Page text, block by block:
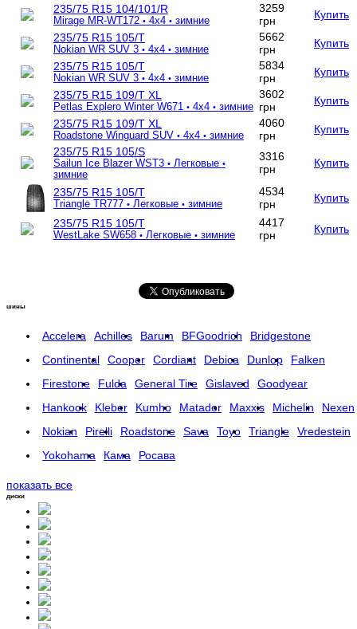
шины
Accelera Achilles Barum BFGoodrich
Bridgestone
Continental
Cooper Cordiant Debica Dunlop
Falken
Firestone
Fulda General Tire Gislaved
Goodyear
Hankook
Kleber Kumho Matador Maxxis Michelin
Nexen
Nokian
Pirelli Roadstone Sava Toyo Triangle
Vredestein
Yokohama
Кама Росава
показать все
диски
235/75 R15 104/101/R
Mirage MR-WT172 • 4x4 • зимние
3259
грн
Купить
235/75 R15 105/T
Nokian WR SUV 3 • 4x4 • зимние
5662
грн
Купить
235/75 R15 105/T
Nokian WR SUV 3 • 4x4 • зимние
5834
грн
Купить
235/75 R15 109/T XL
Petlas Explero Winter W671 • 4x4 • зимние
3602
грн
Купить
235/75 R15 109/T XL
Roadstone Winguard SUV • 4x4 • зимние
4060
грн
Купить
235/75 R15 105/S
Sailun Ice Blazer WST3 • Легковые •
зимние
3316
грн
Купить
235/75 R15 105/T
Triangle TR777 • Легковые • зимние
4534
грн
Купить
235/75 R15 105/T
WestLake SW658 • Легковые • зимние
4417
грн
Купить